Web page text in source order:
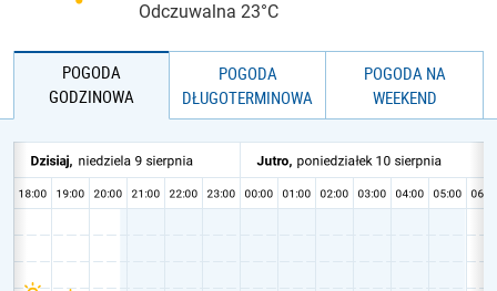
Odczuwalna 23°C
POGODA
GODZINOWA
POGODA
DŁUGOTERMINOWA
POGODA NA
WEEKEND